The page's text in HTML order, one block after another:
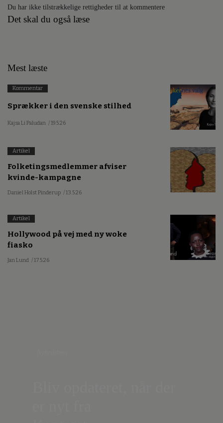
Du har ikke tilstrækkelige rettigheder til at kommentere
Det skal du også læse
Mest læste
Kommentar
Sprækker i den svenske stilhed
Kajsa Li Paludan / 19.5.26
Artikel
Folketingsmedlemmer afviser
kvinde-kampagne
Daniel Holst Pinderup / 13.5.26
Artikel
Hollywood på vej med ny woke
fiasko
Jan Lund / 17.5.26